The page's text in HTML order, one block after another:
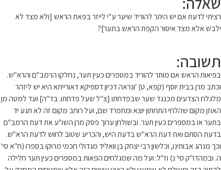
רציתי לדעת אם יש היתר להוריד שיער ע"י לייזר בפאת הראש [ולא מצד לא
ילבש אלא מצד איסור הקפת הראש בתער]?
תשובה:
בפיאות הראש אם מותר להוריד במספרים כעין תער, נחלקו הרמב"ם והרא"ש.
וכתב מרן בבית יוסף (קפא, ט) 'ונראה דכיון דספיקא דאורייתא היא יש ליזהר
מלגלח הצדעים מכנגד שער שבפדחתו [צ"ל שעל פדחתו. בד"ה] ועד למטה מן
האוזן מקום שהלחי התחתון יוצא ומתפרד שם, ועל רוחב מקום זה לא תגע יד
בתער או במספרים כעין תער. ובשולחן ערוך פסק מרן השו"ע את דעת הרמב"ם
בדעת הסתם ואת דעת הרא"ש בדעת היש, והכריע שטוב לחוש לדעת הרא"ש.
וכך מנהג אבותינו, וכלשון רבי יצחק בן וואליד מגדולי חכמי מרוקו בספרו (ח"א סי'
ה. ובמהדו"ק סי' נ) וז"ל: ועל מה שמגלחים הפאות במספרים כעין תער חלילה